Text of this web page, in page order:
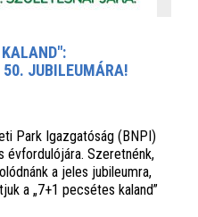
50. JUBILEUMÁRA!
Park Igazgatóság (BNPI)
évfordulójára. Szeretnénk,
a jeles jubileumra,
a „7+1 pecsétes kaland”